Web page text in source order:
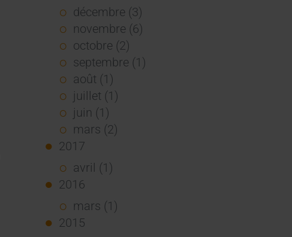
décembre (3)
novembre (6)
octobre (2)
septembre (1)
août (1)
juillet (1)
juin (1)
mars (2)
2017
avril (1)
2016
mars (1)
2015